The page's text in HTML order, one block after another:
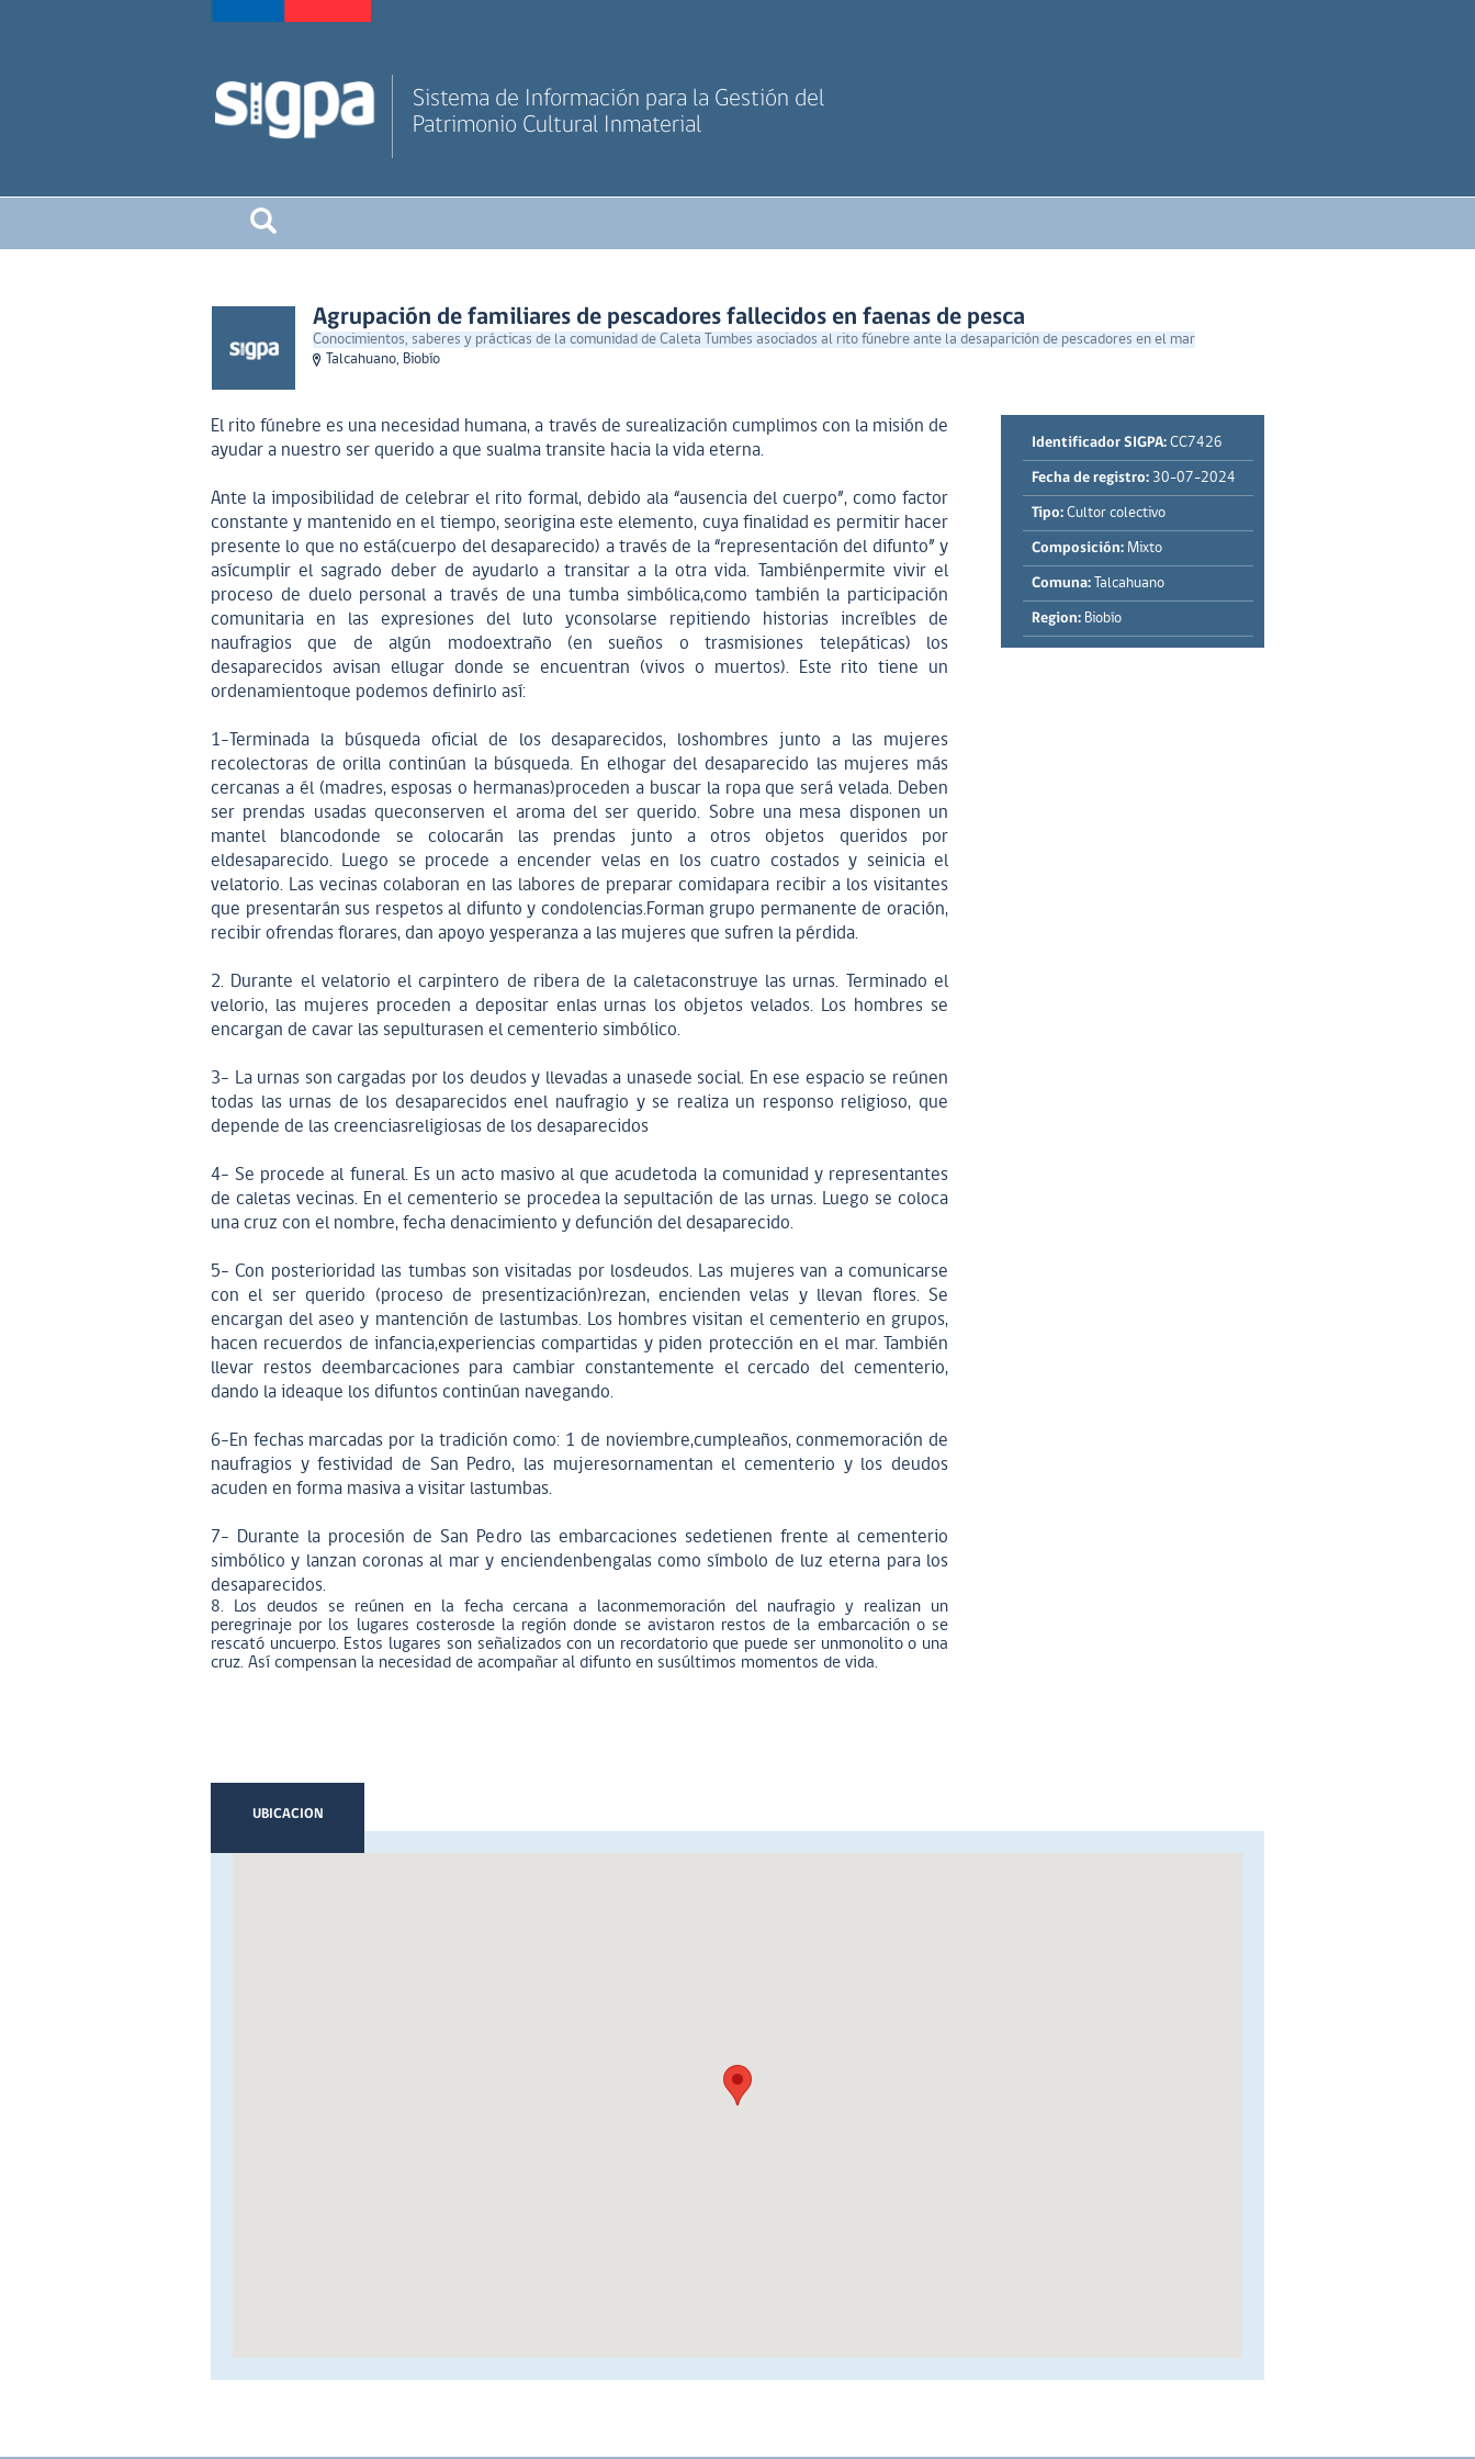
Sistema de Información para la Gestión del
Patrimonio Cultural Inmaterial
Agrupación de familiares de pescadores fallecidos en faenas de pesca
Conocimientos, saberes y prácticas de la comunidad de Caleta Tumbes asociados al rito fúnebre ante la desaparición de pescadores en el mar
Talcahuano, Biobío
El rito fúnebre es una necesidad humana, a través de surealización cumplimos con la misión de
ayudar a nuestro ser querido a que sualma transite hacia la vida eterna.
Ante la imposibilidad de celebrar el rito formal, debido ala “ausencia del cuerpo”, como factor
constante y mantenido en el tiempo, seorigina este elemento, cuya finalidad es permitir hacer
presente lo que no está(cuerpo del desaparecido) a través de la “representación del difunto” y
asícumplir el sagrado deber de ayudarlo a transitar a la otra vida. Tambiénpermite vivir el
proceso de duelo personal a través de una tumba simbólica,como también la participación
comunitaria en las expresiones del luto yconsolarse repitiendo historias increíbles de
naufragios que de algún modoextraño (en sueños o trasmisiones telepáticas) los
desaparecidos avisan ellugar donde se encuentran (vivos o muertos). Este rito tiene un
ordenamientoque podemos definirlo así:
1-Terminada la búsqueda oficial de los desaparecidos, loshombres junto a las mujeres
recolectoras de orilla continúan la búsqueda. En elhogar del desaparecido las mujeres más
cercanas a él (madres, esposas o hermanas)proceden a buscar la ropa que será velada. Deben
ser prendas usadas queconserven el aroma del ser querido. Sobre una mesa disponen un
mantel blancodonde se colocarán las prendas junto a otros objetos queridos por
eldesaparecido. Luego se procede a encender velas en los cuatro costados y seinicia el
velatorio. Las vecinas colaboran en las labores de preparar comidapara recibir a los visitantes
que presentarán sus respetos al difunto y condolencias.Forman grupo permanente de oración,
recibir ofrendas florares, dan apoyo yesperanza a las mujeres que sufren la pérdida.
2. Durante el velatorio el carpintero de ribera de la caletaconstruye las urnas. Terminado el
velorio, las mujeres proceden a depositar enlas urnas los objetos velados. Los hombres se
encargan de cavar las sepulturasen el cementerio simbólico.
3- La urnas son cargadas por los deudos y llevadas a unasede social. En ese espacio se reúnen
todas las urnas de los desaparecidos enel naufragio y se realiza un responso religioso, que
depende de las creenciasreligiosas de los desaparecidos
4- Se procede al funeral. Es un acto masivo al que acudetoda la comunidad y representantes
de caletas vecinas. En el cementerio se procedea la sepultación de las urnas. Luego se coloca
una cruz con el nombre, fecha denacimiento y defunción del desaparecido.
5- Con posterioridad las tumbas son visitadas por losdeudos. Las mujeres van a comunicarse
con el ser querido (proceso de presentización)rezan, encienden velas y llevan flores. Se
encargan del aseo y mantención de lastumbas. Los hombres visitan el cementerio en grupos,
hacen recuerdos de infancia,experiencias compartidas y piden protección en el mar. También
llevar restos deembarcaciones para cambiar constantemente el cercado del cementerio,
dando la ideaque los difuntos continúan navegando.
6-En fechas marcadas por la tradición como: 1 de noviembre,cumpleaños, conmemoración de
naufragios y festividad de San Pedro, las mujeresornamentan el cementerio y los deudos
acuden en forma masiva a visitar lastumbas.
7- Durante la procesión de San Pedro las embarcaciones sedetienen frente al cementerio
simbólico y lanzan coronas al mar y enciendenbengalas como símbolo de luz eterna para los
desaparecidos.
8. Los deudos se reúnen en la fecha cercana a laconmemoración del naufragio y realizan un
peregrinaje por los lugares costerosde la región donde se avistaron restos de la embarcación o se
rescató uncuerpo. Estos lugares son señalizados con un recordatorio que puede ser unmonolito o una
cruz. Así compensan la necesidad de acompañar al difunto en susúltimos momentos de vida.
Identificador SIGPA: CC7426
Fecha de registro: 30-07-2024
Tipo: Cultor colectivo
Composición: Mixto
Comuna: Talcahuano
Region: Biobío
UBICACION